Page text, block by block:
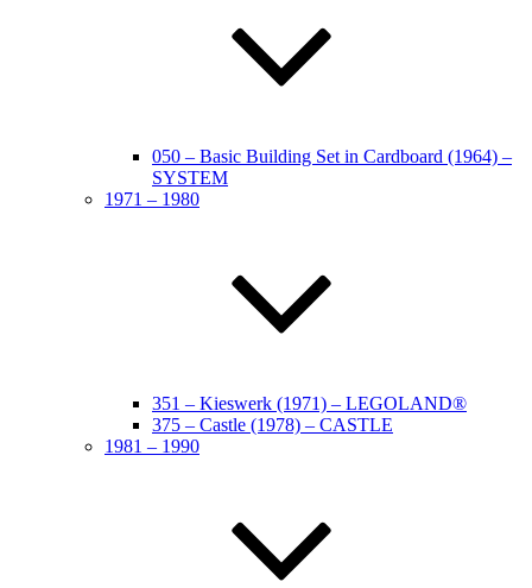
050 – Basic Building Set in Cardboard (1964) –
SYSTEM
1971 – 1980
351 – Kieswerk (1971) – LEGOLAND®
375 – Castle (1978) – CASTLE
1981 – 1990